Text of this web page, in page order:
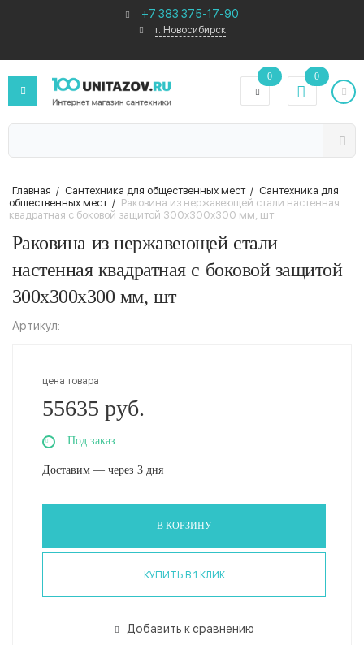
+7 383 375-17-90
г. Новосибирск
0 0
Главная / Сантехника для общественных мест / Сантехника для
общественных мест / Раковина из нержавеющей стали настенная
квадратная с боковой защитой 300x300x300 мм, шт
Раковина из нержавеющей стали
настенная квадратная с боковой защитой
300x300x300 мм, шт
Артикул:
цена товара
55635 руб.
Под заказ
Доставим — через 3 дня
В КОРЗИНУ
КУПИТЬ В 1 КЛИК
Добавить к сравнению